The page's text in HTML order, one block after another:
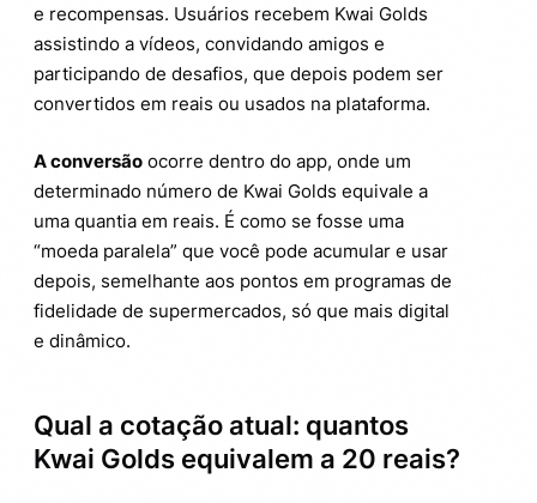
e recompensas. Usuários recebem Kwai Golds
assistindo a vídeos, convidando amigos e
participando de desafios, que depois podem ser
convertidos em reais ou usados na plataforma.
A conversão ocorre dentro do app, onde um
determinado número de Kwai Golds equivale a
uma quantia em reais. É como se fosse uma
“moeda paralela” que você pode acumular e usar
depois, semelhante aos pontos em programas de
fidelidade de supermercados, só que mais digital
e dinâmico.
Qual a cotação atual: quantos
Kwai Golds equivalem a 20 reais?